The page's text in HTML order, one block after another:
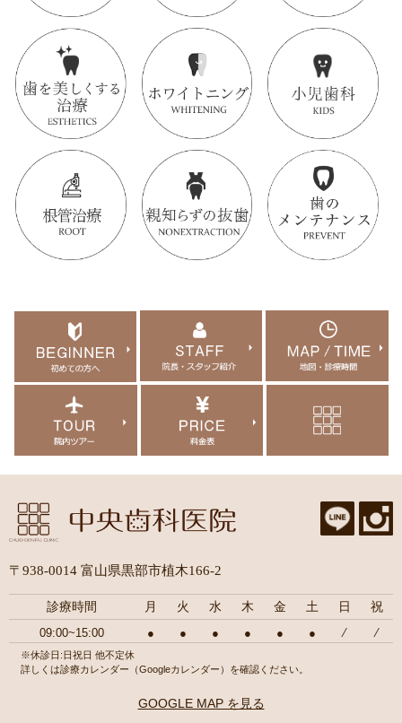
〒938-0014 富山県黒部市植木166-2
診療時間 月 火 水 木 金 土 日 祝
09:00~15:00 ● ● ● ● ● ● ⁄ ⁄
※休診日:日祝日 他不定休
詳しくは診療カレンダー（Googleカレンダー）を確認ください。
GOOGLE MAP を見る